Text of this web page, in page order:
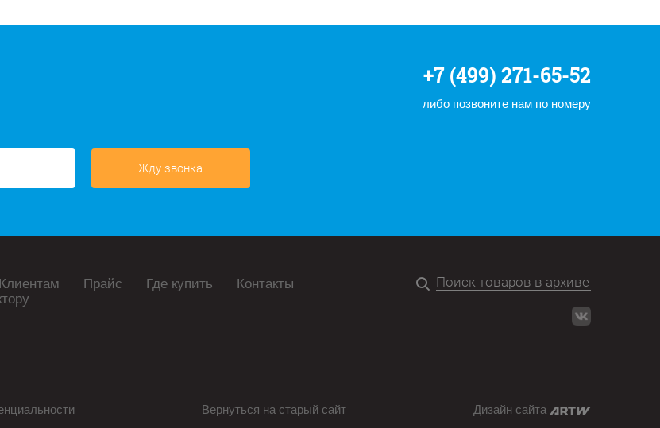
+7 (499) 271-65-52
либо позвоните нам по номеру
Жду звонка
Клиентам Прайс Где купить Контакты
Вернуться на старый сайт Дизайн сайта